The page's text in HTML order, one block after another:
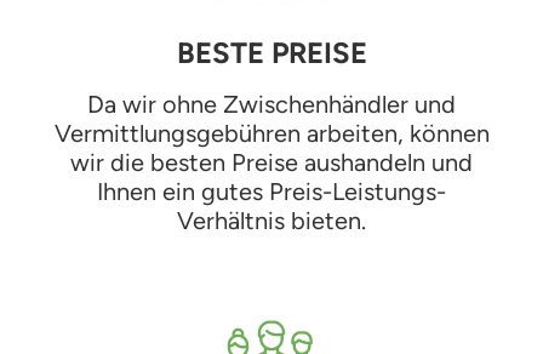
BESTE PREISE
Da wir ohne Zwischenhändler und
Vermittlungsgebühren arbeiten, können
wir die besten Preise aushandeln und
Ihnen ein gutes Preis-Leistungs-
Verhältnis bieten.